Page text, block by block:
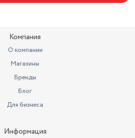
Компания
О компании
Магазины
Бренды
Блог
Для бизнеса
Информация